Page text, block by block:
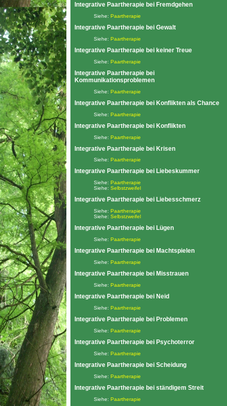
Integrative Paartherapie bei Fremdgehen
Siehe: Paartherapie
Integrative Paartherapie bei Gewalt
Siehe: Paartherapie
Integrative Paartherapie bei keiner Treue
Siehe: Paartherapie
Integrative Paartherapie bei
Kommunikationsproblemen
Siehe: Paartherapie
Integrative Paartherapie bei Konflikten als Chance
Siehe: Paartherapie
Integrative Paartherapie bei Konflikten
Siehe: Paartherapie
Integrative Paartherapie bei Krisen
Siehe: Paartherapie
Integrative Paartherapie bei Liebeskummer
Siehe: Paartherapie
Siehe: Selbstzweifel
Integrative Paartherapie bei Liebesschmerz
Siehe: Paartherapie
Siehe: Selbstzweifel
Integrative Paartherapie bei Lügen
Siehe: Paartherapie
Integrative Paartherapie bei Machtspielen
Siehe: Paartherapie
Integrative Paartherapie bei Misstrauen
Siehe: Paartherapie
Integrative Paartherapie bei Neid
Siehe: Paartherapie
Integrative Paartherapie bei Problemen
Siehe: Paartherapie
Integrative Paartherapie bei Psychoterror
Siehe: Paartherapie
Integrative Paartherapie bei Scheidung
Siehe: Paartherapie
Integrative Paartherapie bei ständigem Streit
Siehe: Paartherapie